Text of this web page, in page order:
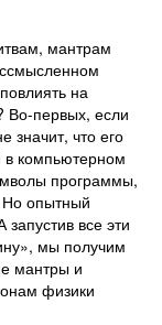
мантрам
на
Во-первых, если
значит, что его
компьютерном
программы,
Но опытный
все эти
мы получим
мантры и
физики